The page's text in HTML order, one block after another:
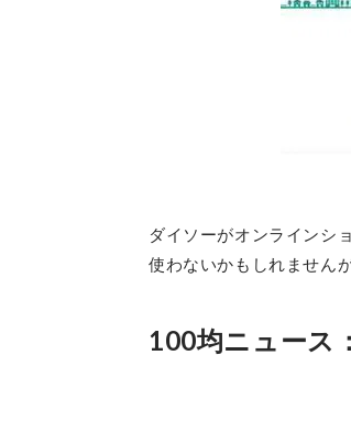
ダイソーがオンラインシ
使わないかもしれません
100均ニュース